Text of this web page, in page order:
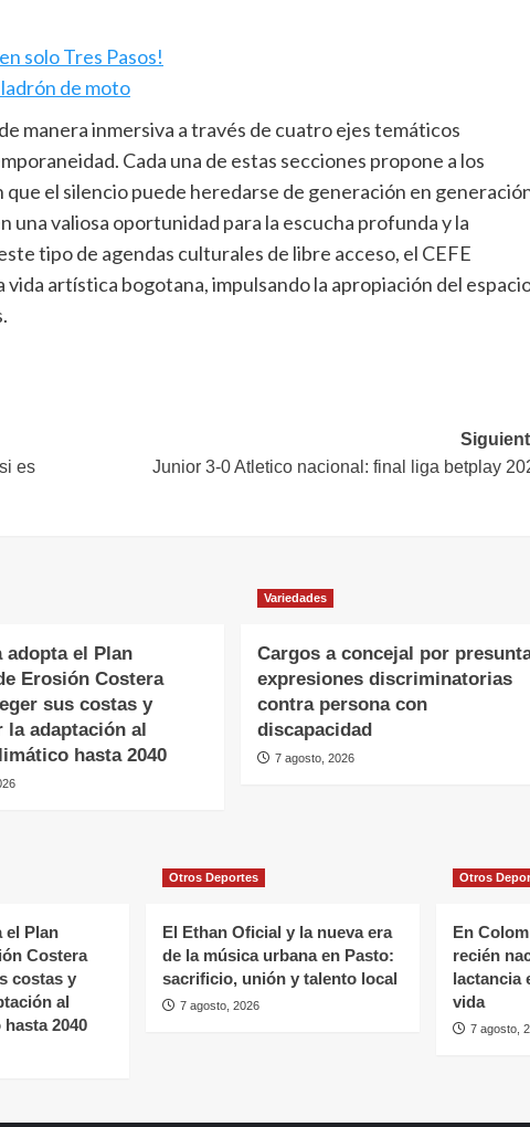
solo Tres Pasos!
de moto
manera inmersiva a través de cuatro ejes temáticos
Cada una de estas secciones propone a los
el silencio puede heredarse de generación en
valiosa oportunidad para la escucha profunda y la
tipo de agendas culturales de libre acceso, el CEFE
artística bogotana, impulsando la apropiación del
es
Junior 3-0 Atletico nacional: final liga betplay
adopta el Plan
Erosión Costera
sus costas y
la adaptación al
hasta 2040
Variedades
Cargos a concejal por
expresiones discriminatorias
contra persona con
discapacidad
7 agosto, 2026
el Plan
Costera
costas y
al
2040
Otros Deportes
El Ethan Oficial y la nueva era
de la música urbana en Pasto:
sacrificio, unión y talento local
7 agosto, 2026
Otros
En
recién
lactancia
vida
7 agosto,